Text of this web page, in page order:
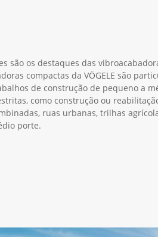
são os destaques das
compactas da VÖGELE são
de construção de pequeno a
como construção ou
ruas urbanas, trilhas
porte.